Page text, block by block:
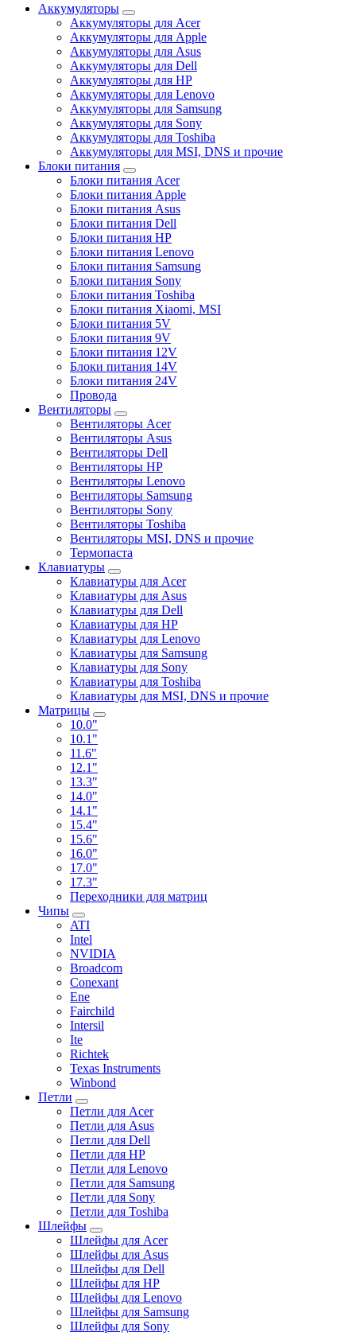
Аккумуляторы
Аккумуляторы для Acer
Аккумуляторы для Apple
Аккумуляторы для Asus
Аккумуляторы для Dell
Аккумуляторы для HP
Аккумуляторы для Lenovo
Аккумуляторы для Samsung
Аккумуляторы для Sony
Аккумуляторы для Toshiba
Аккумуляторы для MSI, DNS и прочие
Блоки питания
Блоки питания Acer
Блоки питания Apple
Блоки питания Asus
Блоки питания Dell
Блоки питания HP
Блоки питания Lenovo
Блоки питания Samsung
Блоки питания Sony
Блоки питания Toshiba
Блоки питания Xiaomi, MSI
Блоки питания 5V
Блоки питания 9V
Блоки питания 12V
Блоки питания 14V
Блоки питания 24V
Провода
Вентиляторы
Вентиляторы Acer
Вентиляторы Asus
Вентиляторы Dell
Вентиляторы HP
Вентиляторы Lenovo
Вентиляторы Samsung
Вентиляторы Sony
Вентиляторы Toshiba
Вентиляторы MSI, DNS и прочие
Термопаста
Клавиатуры
Клавиатуры для Acer
Клавиатуры для Asus
Клавиатуры для Dell
Клавиатуры для HP
Клавиатуры для Lenovo
Клавиатуры для Samsung
Клавиатуры для Sony
Клавиатуры для Toshiba
Клавиатуры для MSI, DNS и прочие
Матрицы
10.0"
10.1"
11.6"
12.1"
13.3"
14.0"
14.1"
15.4"
15.6"
16.0"
17.0"
17.3"
Переходники для матриц
Чипы
ATI
Intel
NVIDIA
Broadcom
Conexant
Ene
Fairchild
Intersil
Ite
Richtek
Texas Instruments
Winbond
Петли
Петли для Acer
Петли для Asus
Петли для Dell
Петли для HP
Петли для Lenovo
Петли для Samsung
Петли для Sony
Петли для Toshiba
Шлейфы
Шлейфы для Acer
Шлейфы для Asus
Шлейфы для Dell
Шлейфы для HP
Шлейфы для Lenovo
Шлейфы для Samsung
Шлейфы для Sony